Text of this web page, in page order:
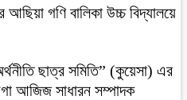
গণি বালিকা উচ্চ বিদ্যালয়ে
ছাত্র সমিতি” (কুয়েসা) এর
আজিজ সাধারন সম্পাদক